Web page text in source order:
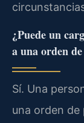
¿Puede un
a una orden
Sí. Una
una orden de